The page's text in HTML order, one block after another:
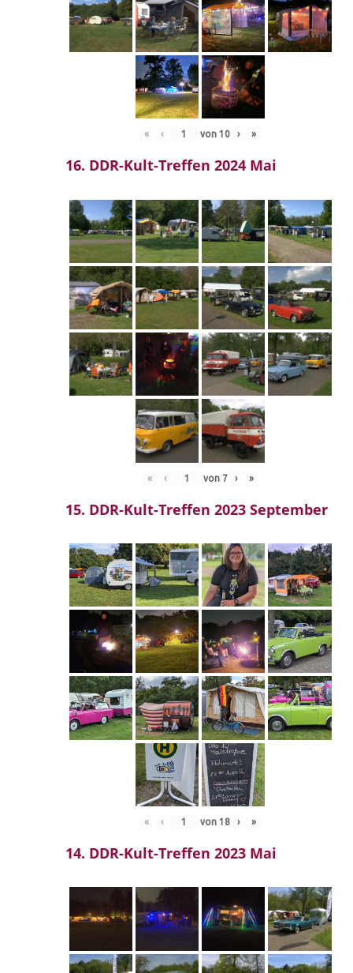
« ‹ von 10 › »
16. DDR-Kult-Treffen 2024 Mai
« ‹ von 7 › »
15. DDR-Kult-Treffen 2023 September
« ‹ von 18 › »
14. DDR-Kult-Treffen 2023 Mai